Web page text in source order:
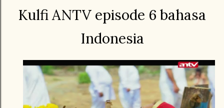
Kulfi ANTV episode 6 bahasa
Indonesia